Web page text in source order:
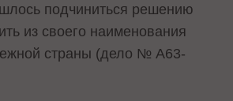
подчиниться решению
из своего наименования
страны (дело № А63-